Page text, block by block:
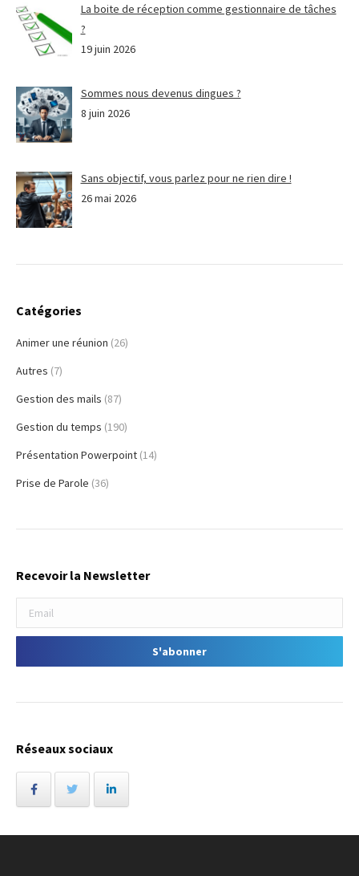
La boite de réception comme gestionnaire de tâches
?
19 juin 2026
Sommes nous devenus dingues ?
8 juin 2026
Sans objectif, vous parlez pour ne rien dire !
26 mai 2026
Catégories
Animer une réunion (26)
Autres (7)
Gestion des mails (87)
Gestion du temps (190)
Présentation Powerpoint (14)
Prise de Parole (36)
Recevoir la Newsletter
Réseaux sociaux